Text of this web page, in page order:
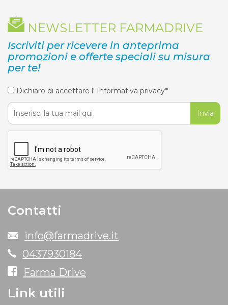
NEWSLETTER FARMADRIVE
Iscriviti per ricevere in anteprima
promozioni e offerte speciali su misura
per te!
Dichiaro di accettare l' Informativa privacy*
Contatti
info@farmadrive.it
0437930184
Farma Drive
Link utili